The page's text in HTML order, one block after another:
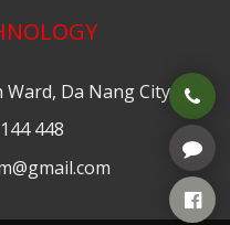
Ward, Da Nang City
448